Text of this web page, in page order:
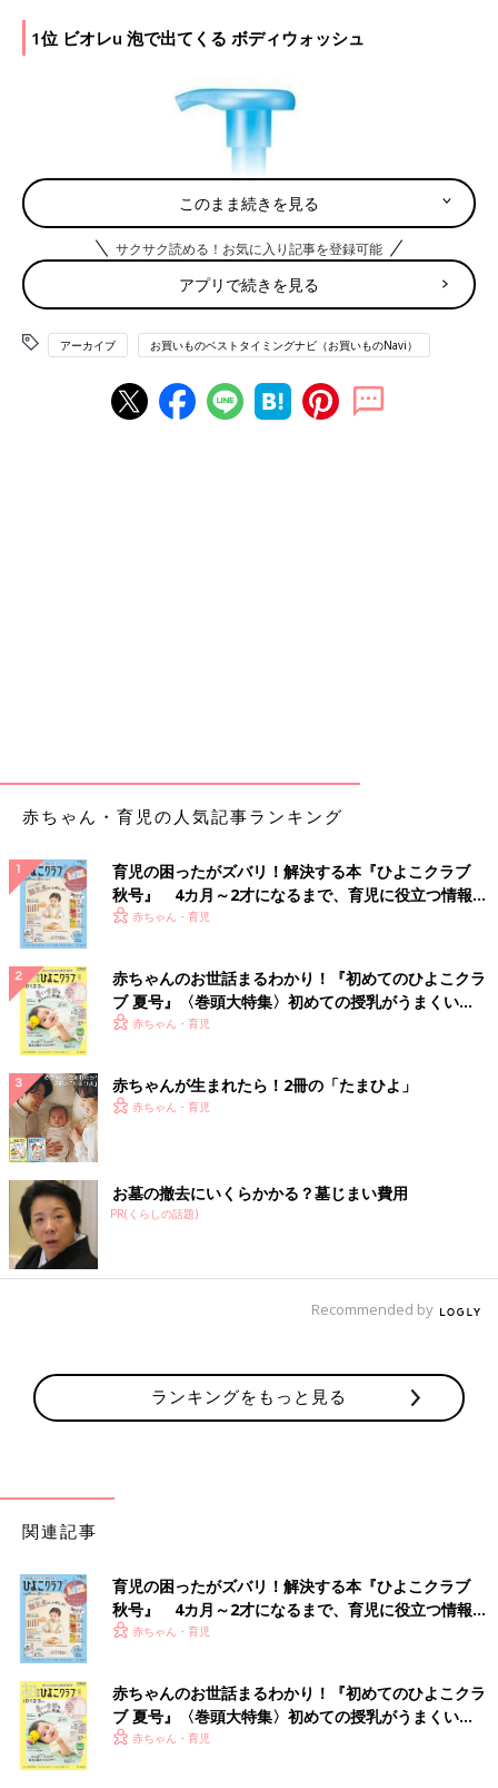
1位 ビオレu 泡で出てくる ボディウォッシュ
のママ）
Amazonで見る
楽天で見る
2位 アラウ. 泡ボディソープ
100％植物原料でできた石けんの泡ボディソープ。合成界面活性
剤無添加、高い洗浄力と素早い泡ぎれで、洗い上がりもさっぱ
Amazonで見る
ワンオペお風呂の時にも大活躍！ 気配りお世話グッ
このまま続きを見る
サクサク読める！お気に入り記事を登録可能
アプリで続きを見る
アーカイブ お買いものベストタイミングナビ（お買いものNavi）
赤ちゃん・育児の人気記事ランキング
育児の困ったがズバリ！解決する本『ひよこクラブ
秋号』 4カ月～2才になるまで、育児に役立つ情報が
いっぱい！
赤ちゃん・育児
赤ちゃんのお世話まるわかり！『初めてのひよこクラ
ブ 夏号』〈巻頭大特集〉初めての授乳がうまくい
く！ おっぱい・ミルクの基本と夏のトラブル 解決テ
赤ちゃん・育児
赤ちゃんが生まれたら！2冊の「たまひよ」
赤ちゃん・育児
お墓の撤去にいくらかかる？墓じまい費用
PR(くらしの話題)
Recommended by
ランキングをもっと見る
関連記事
育児の困ったがズバリ！解決する本『ひよこクラブ
秋号』 4カ月～2才になるまで、育児に役立つ情報が
いっぱい！
赤ちゃん・育児
赤ちゃんのお世話まるわかり！『初めてのひよこクラ
ブ 夏号』〈巻頭大特集〉初めての授乳がうまくい
く！ おっぱい・ミルクの基本と夏のトラブル 解決テ
赤ちゃん・育児